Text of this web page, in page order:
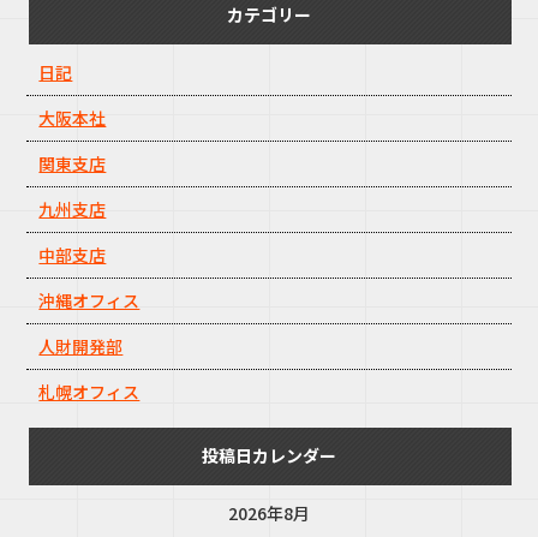
カテゴリー
日記
大阪本社
関東支店
九州支店
中部支店
沖縄オフィス
人財開発部
札幌オフィス
投稿日カレンダー
2026年8月